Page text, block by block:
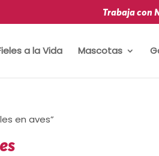
Trabaja con
a la Vida Mascotas
en aves”